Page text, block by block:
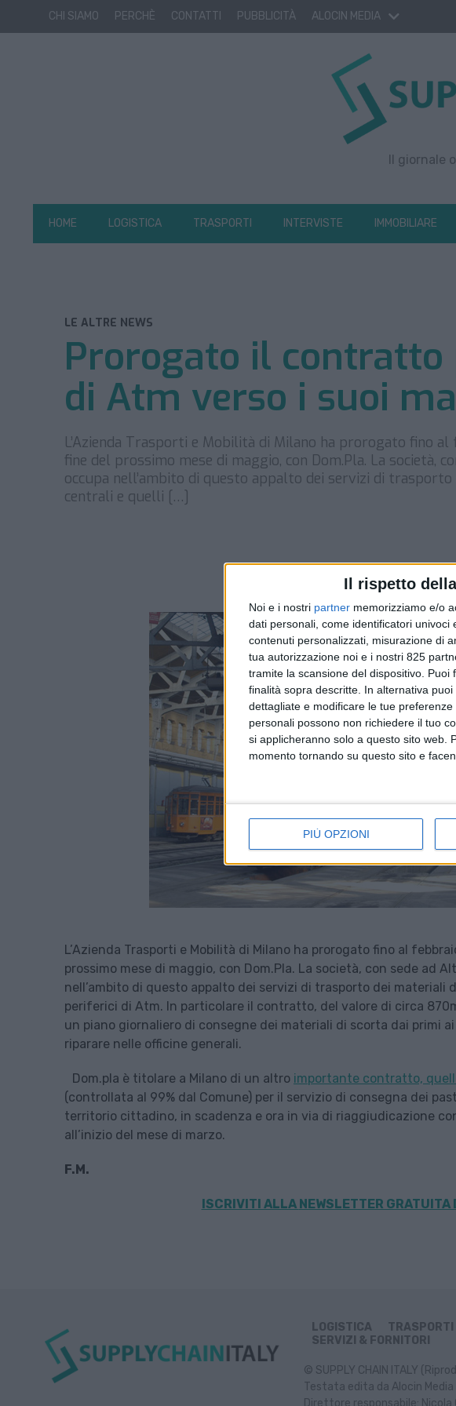
Il rispetto
Noi e i nostri partner memorizziamo e/o
dati personali, come identificatori
contenuti personalizzati, misurazione di
tua autorizzazione noi e i nostri 825
tramite la scansione del dispositivo.
finalità sopra descritte. In alternativa
dettagliate e modificare le tue preferenze
personali possono non richiedere il tuo
si applicheranno solo a questo sito web.
momento tornando su questo sito e
PIÙ OPZIONI
CHI SIAMO PERCHÈ CONTATTI PUBBLICITÀ ALOCIN MEDIA
Il giornale
HOME LOGISTICA TRASPORTI INTERVISTE IMMOBILIARE
LE ALTRE NEWS
Prorogato il contratto
di Atm verso i suoi
L’Azienda Trasporti e Mobilità di Milano ha prorogato fino
fine del prossimo mese di maggio, con Dom.Pla. La società,
occupa nell’ambito di questo appalto dei servizi di
centrali e quelli […]
L’Azienda Trasporti e Mobilità di Milano ha prorogato fino al
prossimo mese di maggio, con Dom.Pla. La società, con sede ad
nell’ambito di questo appalto dei servizi di trasporto dei
periferici di Atm. In particolare il contratto, del valore di circa
un piano giornaliero di consegne dei materiali di scorta dai primi
riparare nelle officine generali.
Dom.pla è titolare a Milano di un altro importante contratto,
(controllata al 99% dal Comune) per il servizio di consegna dei
territorio cittadino, in scadenza e ora in via di riaggiudicazione
all’inizio del mese di marzo.
F.M.
ISCRIVITI ALLA NEWSLETTER
LOGISTICA TRASPORTI
SERVIZI & FORNITORI
© SUPPLY CHAIN ITALY
Testata edita da Alocin Media